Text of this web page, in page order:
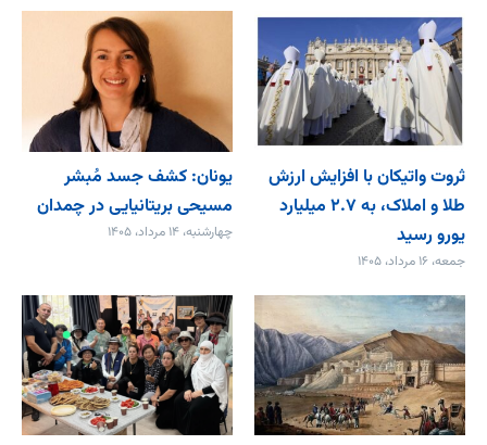
ثروت واتیکان با افزایش ارزش
طلا و املاک، به ۲.۷ میلیارد
یورو رسید
جمعه، ۱۶ مرداد، ۱۴۰۵
یونان: کشف جسد مُبشر
مسیحی بریتانیایی در چمدان
چهارشنبه، ۱۴ مرداد، ۱۴۰۵